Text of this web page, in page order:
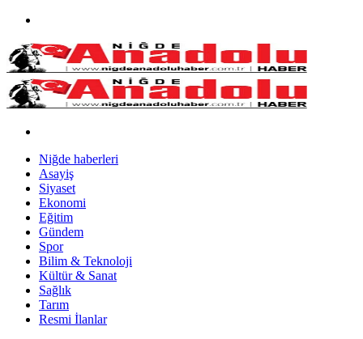
Niğde haberleri
Asayiş
Siyaset
Ekonomi
Eğitim
Gündem
Spor
Bilim & Teknoloji
Kültür & Sanat
Sağlık
Tarım
Resmi İlanlar